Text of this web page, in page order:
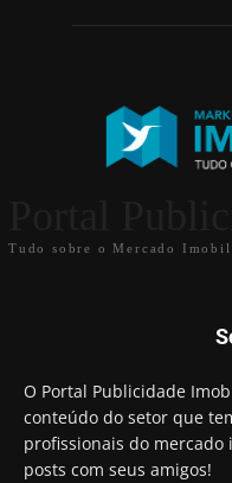
Tudo sobre o Mercado
O Portal Publicidade
conteúdo do setor que
profissionais do
posts com seus amigos!